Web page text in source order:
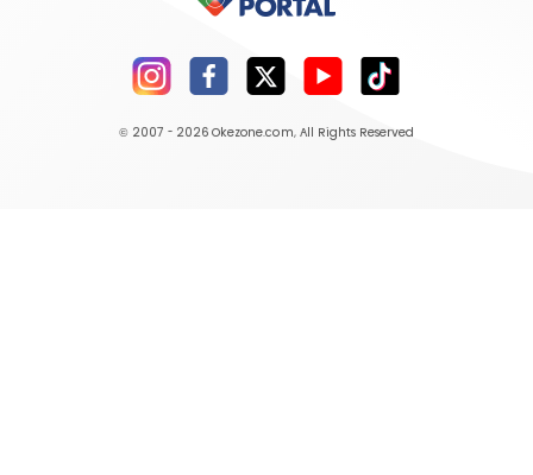
© 2007 - 2026 Okezone.com, All Rights Reserved